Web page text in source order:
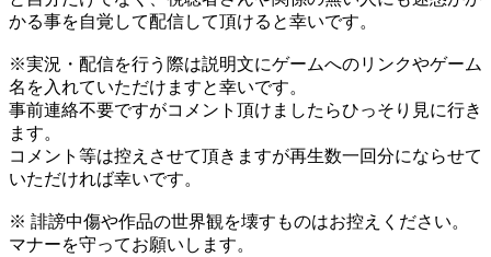
かる事を自覚して配信して頂けると幸いです。
※実況・配信を行う際は説明文にゲームへのリンクやゲーム
名を入れていただけますと幸いです。
事前連絡不要ですがコメント頂けましたらひっそり見に行き
ます。
コメント等は控えさせて頂きますが再生数一回分にならせて
いただければ幸いです。
※ 誹謗中傷や作品の世界観を壊すものはお控えください。
マナーを守ってお願いします。